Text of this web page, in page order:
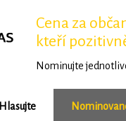
Cena za
kteří
Nominujte
Hlasujte